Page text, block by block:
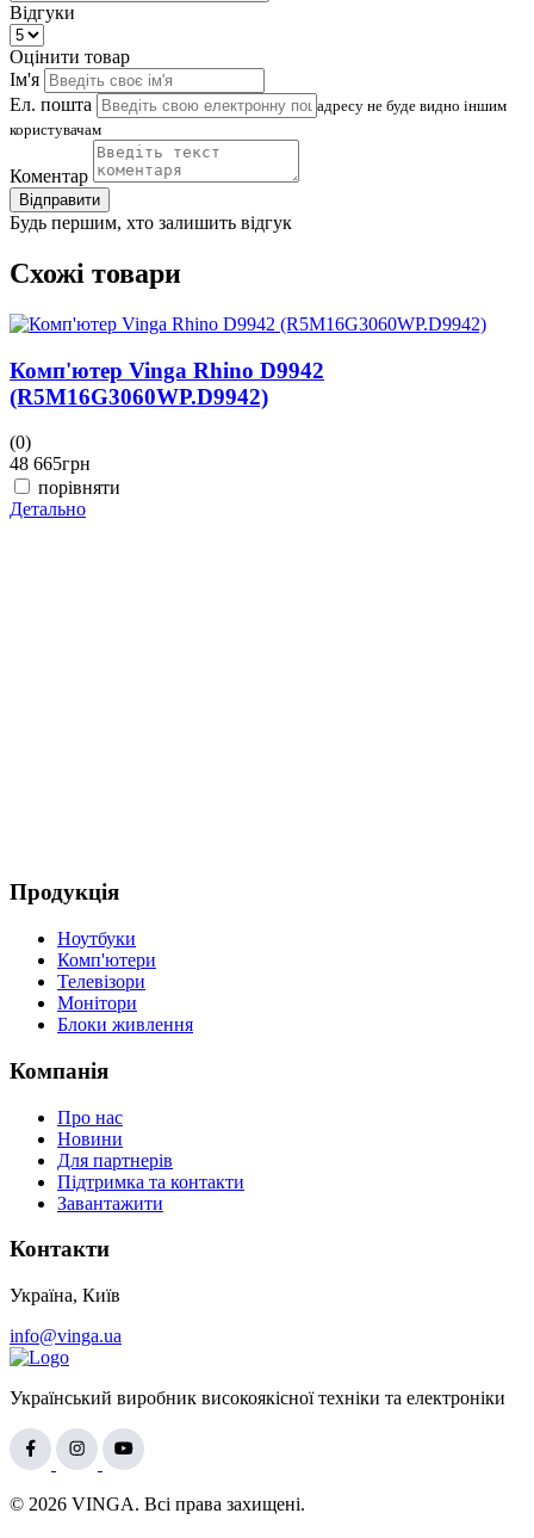
Відгуки
Оцінити товар
Ім'я
Ел. пошта
адресу не буде видно іншим
користувачам
Коментар
Відправити
Будь першим, хто залишить відгук
Схожі товари
Комп'ютер Vinga Rhino D9942
(R5M16G3060WP.D9942)
(0)
48 665грн
порівняти
Детально
Продукція
Ноутбуки
Комп'ютери
Телевізори
Монітори
Блоки живлення
Компанія
Про нас
Новини
Для партнерів
Підтримка та контакти
Завантажити
Контакти
Україна, Київ
info@vinga.ua
Український виробник високоякісної техніки та електроніки
© 2026 VINGA. Всі права захищені.